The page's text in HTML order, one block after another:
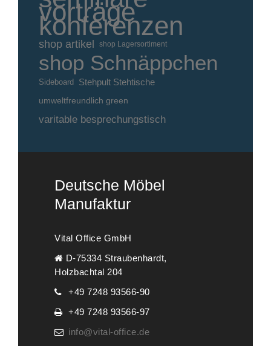
vorträge
konferenzen
shop artikel shop Lagersortiment
shop Schnäppchen
Sideboard Stehpult Stehtische
umweltfreundlich green
varitable besprechungstisch
Deutsche Möbel
Manufaktur
Vital Office GmbH
D-75334 Straubenhardt,
Holzbachtal 204
+49 7248 93566-90
+49 7248 93566-97
info@vital-office.de